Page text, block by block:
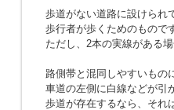
歩道がない道路に設けられ
歩行者が歩くためのもので
ただし、2本の実線がある
路側帯と混同しやすいもの
車道の左側に白線などが引
歩道が存在するなら、それ